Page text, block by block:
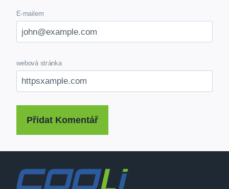
E-mailem
webová stránka